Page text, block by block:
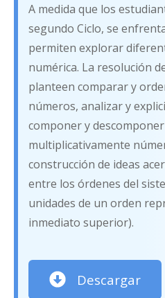
A medida que los
segundo Ciclo, se
permiten explorar
numérica. La resolución
planteen comparar y
números, analizar y
componer y
multiplicativamente
construcción de ideas
entre los órdenes del
unidades de un orden
inmediato superior).
Descargar